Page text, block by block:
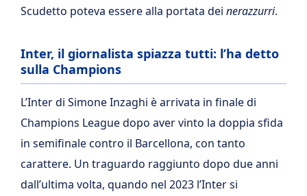
Scudetto poteva essere alla portata dei nerazzurri.
Inter, il giornalista spiazza tutti: l’ha detto
sulla Champions
L’Inter di Simone Inzaghi è arrivata in finale di
Champions League dopo aver vinto la doppia sfida
in semifinale contro il Barcellona, con tanto
carattere. Un traguardo raggiunto dopo due anni
dall’ultima volta, quando nel 2023 l’Inter si